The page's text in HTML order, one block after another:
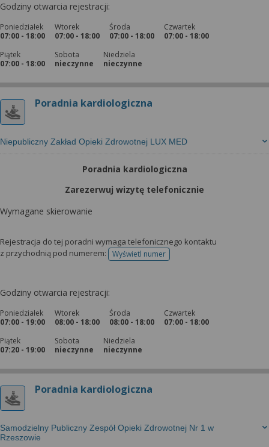
Godziny otwarcia rejestracji:
Poniedziałek
07:00 - 18:00
Wtorek
07:00 - 18:00
Środa
07:00 - 18:00
Czwartek
07:00 - 18:00
Piątek
07:00 - 18:00
Sobota
nieczynne
Niedziela
nieczynne
Poradnia kardiologiczna
Niepubliczny Zakład Opieki Zdrowotnej LUX MED
Poradnia kardiologiczna
Zarezerwuj wizytę telefonicznie
Wymagane skierowanie
Rejestracja do tej poradni wymaga telefonicznego kontaktu
z przychodnią pod numerem:
Wyświetl numertelefonu do rejestracji
Godziny otwarcia rejestracji:
Poniedziałek
07:00 - 19:00
Wtorek
08:00 - 18:00
Środa
08:00 - 18:00
Czwartek
07:00 - 18:00
Piątek
07:20 - 19:00
Sobota
nieczynne
Niedziela
nieczynne
Poradnia kardiologiczna
Samodzielny Publiczny Zespół Opieki Zdrowotnej Nr 1 w
Rzeszowie